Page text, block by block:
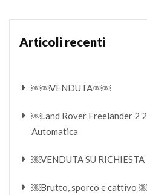
Articoli recenti
￼￼VENDUTA￼￼
￼Land Rover Freelander 2
Automatica
￼VENDUTA SU
￼Brutto, sporco e cattivo ￼